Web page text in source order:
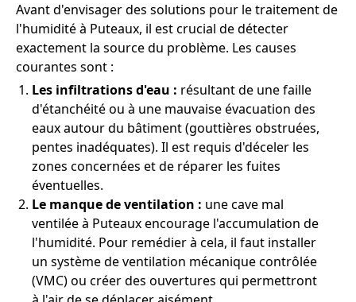
Avant d'envisager des solutions pour le traitement de
l'humidité à Puteaux, il est crucial de détecter
exactement la source du problème. Les causes
courantes sont :
Les infiltrations d'eau : résultant de une faille
d'étanchéité ou à une mauvaise évacuation des
eaux autour du bâtiment (gouttières obstruées,
pentes inadéquates). Il est requis d'déceler les
zones concernées et de réparer les fuites
éventuelles.
Le manque de ventilation : une cave mal
ventilée à Puteaux encourage l'accumulation de
l'humidité. Pour remédier à cela, il faut installer
un système de ventilation mécanique contrôlée
(VMC) ou créer des ouvertures qui permettront